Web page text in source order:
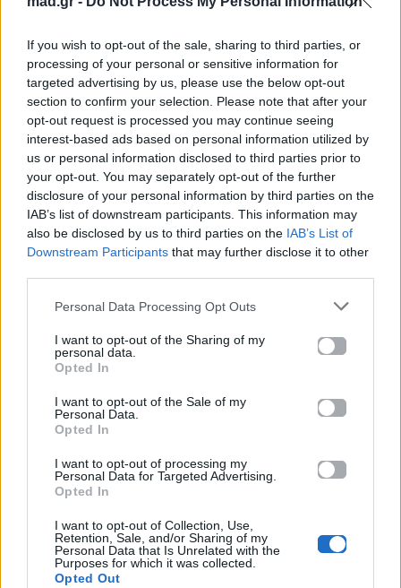
If you wish to opt-out of the sale, sharing to third parties, or
processing of your personal or sensitive information for
targeted advertising by us, please use the below opt-out
section to confirm your selection. Please note that after your
opt-out request is processed you may continue seeing
interest-based ads based on personal information utilized by
us or personal information disclosed to third parties prior to
your opt-out. You may separately opt-out of the further
disclosure of your personal information by third parties on the
IAB’s list of downstream participants. This information may
also be disclosed by us to third parties on the IAB’s List of
Downstream Participants that may further disclose it to other
Personal Data Processing Opt Outs
I want to opt-out of the Sharing of my
personal data.
Opted In
I want to opt-out of the Sale of my
Personal Data.
Opted In
I want to opt-out of processing my
Personal Data for Targeted Advertising.
Opted In
I want to opt-out of Collection, Use,
Retention, Sale, and/or Sharing of my
Personal Data that Is Unrelated with the
Purposes for which it was collected.
Opted Out
Πέφτει η σκιά σου σιωπηλή
Κι όπως κοιτάζω τη μορφή
Τέχνη μου φέρνει στο μυαλό
Πάρε με απ' το χέρι
Οδήγησε με στο χορό
Για να σου δείξω όσα δεν μπορώ να πω
Φίλα με κι άλλο, μη σταματάς
Τ' αστέρια άναψαν για μας
Έτσι να μείνουμε μαζί
Κάθε στιγμή, κάθε ζωή
Κράτα με κι άλλο, μη σταματάς
Το έργο παίζεται για μας
Όλα όσα έχω ονειρευτεί
Κι όταν ο ύπνος σε καλεί
Κάθομαι ξύπνιος δίπλα, εκεί
Και σε θαυμάζω μόνος
Κάθε σου παραμύθι
Και κάθε νάζι σου γλυκό
Ρίχνει στη νύχτα λίγο φως
Πάρε με απ' το χέρι
Για να σου δείξω όσα δεν μπορώ να πω
Φίλα με κι άλλο, μη σταματάς
Τ' αστέρια άναψαν για μας